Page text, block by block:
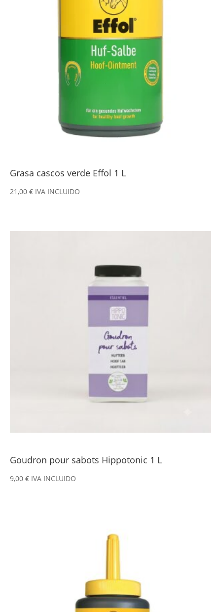
Grasa cascos verde Effol 1 L
21,00 € IVA INCLUIDO
Goudron pour sabots Hippotonic 1 L
9,00 € IVA INCLUIDO